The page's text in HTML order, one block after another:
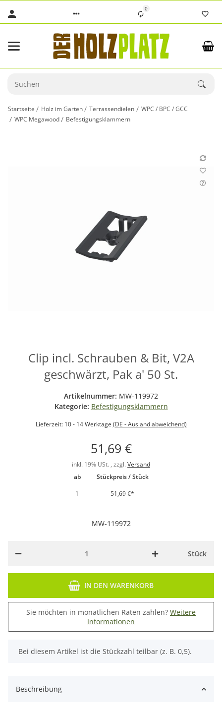
0
Startseite Holz im Garten Terrassendielen
WPC / BPC / GCC
WPC Megawood
Befestigungsklammern
Clip incl. Schrauben & Bit, V2A
geschwärzt, Pak a' 50 St.
Artikelnummer: MW-119972
Kategorie: Befestigungsklammern
Lieferzeit: 10 - 14 Werktage (DE - Ausland abweichend)
51,69 €
inkl. 19% USt. , zzgl. Versand
ab
Stückpreis / Stück
1
51,69 €*
MW-119972
Stück
IN DEN WARENKORB
Sie möchten in monatlichen Raten zahlen? Weitere
Informationen
x
Bei diesem Artikel ist die Stückzahl teilbar (z. B. 0,5).
Beschreibung